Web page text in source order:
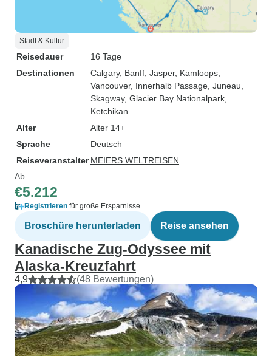
Stadt & Kultur
Reisedauer
16 Tage
Destinationen
Calgary, Banff , Jasper, Kamloops
Vancouver, Innerhalb Passage , Juneau
Skagway, Glacier Bay Nationalpark
Ketchikan
Alter
Alter 14+
Sprache
Deutsch
Reiseveranstalter MEIERS WELTREISEN
Ab
€5.212
Registrieren für große Ersparnisse
Broschüre herunterladen Reise ansehen
Kanadische Zug-Odyssee mit
Alaska-Kreuzfahrt
4,9 (48 Bewertungen)